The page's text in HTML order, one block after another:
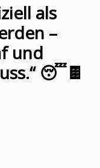
als
–
und
😴🍫